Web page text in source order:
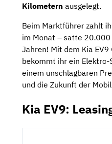
Kilometern ausgelegt.
Beim Marktführer zahlt
im Monat – satte 20.000
Jahren! Mit dem Kia EV9
bekommt ihr ein Elektro-
einem unschlagbaren
und die Zukunft der
Kia EV9: